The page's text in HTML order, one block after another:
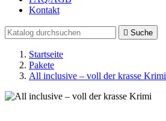
Kontakt
 Suche
Startseite
Pakete
All inclusive – voll der krasse Krimi